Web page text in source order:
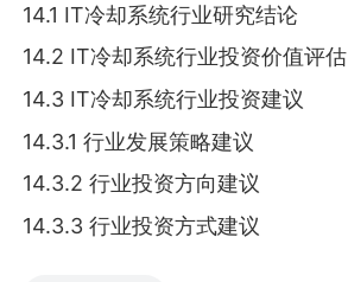
14.1 IT冷却系统行业研究结论
14.2 IT冷却系统行业投资价值评估
14.3 IT冷却系统行业投资建议
14.3.1 行业发展策略建议
14.3.2 行业投资方向建议
14.3.3 行业投资方式建议